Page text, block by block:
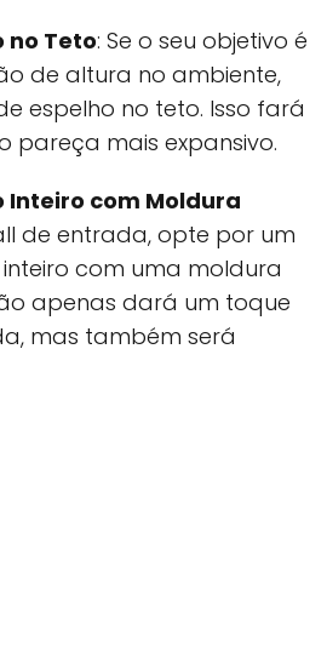
no Teto: Se o seu objetivo é
de altura no ambiente,
espelho no teto. Isso fará
pareça mais expansivo.
Inteiro com Moldura
de entrada, opte por um
com uma moldura
apenas dará um toque
mas também será